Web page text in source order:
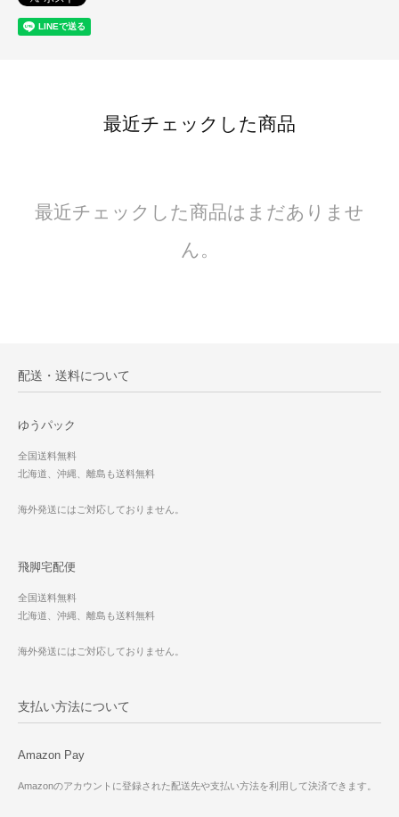
最近チェックした商品
最近チェックした商品はまだありませ
ん。
配送・送料について
ゆうパック
全国送料無料
北海道、沖縄、離島も送料無料
海外発送にはご対応しておりません。
飛脚宅配便
全国送料無料
北海道、沖縄、離島も送料無料
海外発送にはご対応しておりません。
支払い方法について
Amazon Pay
Amazonのアカウントに登録された配送先や支払い方法を利用して決済できます。